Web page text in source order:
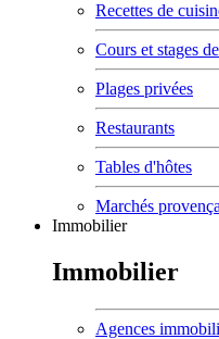
Recettes de
Cours et stages
Plages privées
Restaurants
Tables d'hôtes
Marchés
Immobilier
Immobilier
Agences